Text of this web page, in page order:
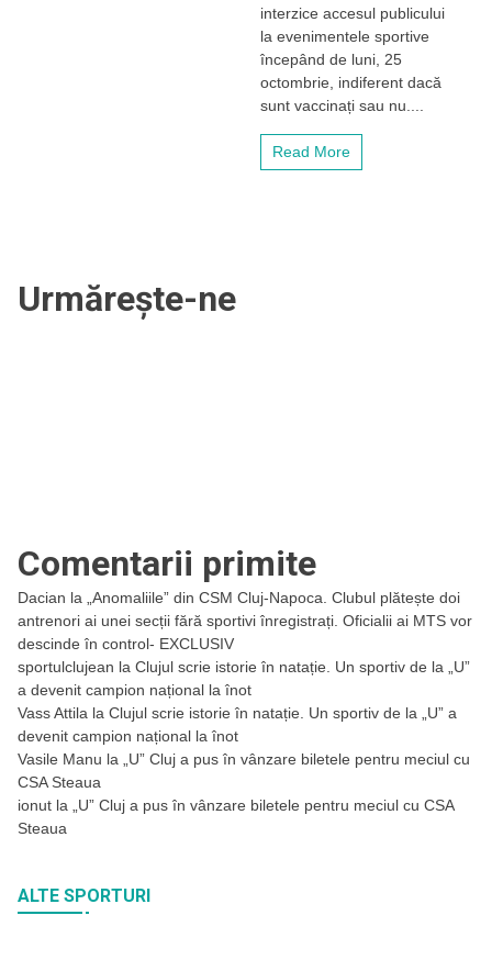
interzice accesul publicului
la evenimentele sportive
începând de luni, 25
octombrie, indiferent dacă
sunt vaccinați sau nu....
Read More
Urmărește-ne
Comentarii primite
Dacian la
„Anomaliile” din CSM Cluj-Napoca. Clubul plătește doi
antrenori ai unei secții fără sportivi înregistrați. Oficialii ai MTS vor
descinde în control- EXCLUSIV
sportulclujean la Clujul scrie istorie în natație. Un sportiv de la „U”
a devenit campion național la înot
Vass Attila la Clujul scrie istorie în natație. Un sportiv de la „U” a
devenit campion național la înot
Vasile Manu la
„U” Cluj a pus în vânzare biletele pentru meciul cu
CSA Steaua
ionut la
„U” Cluj a pus în vânzare biletele pentru meciul cu CSA
Steaua
ALTE SPORTURI